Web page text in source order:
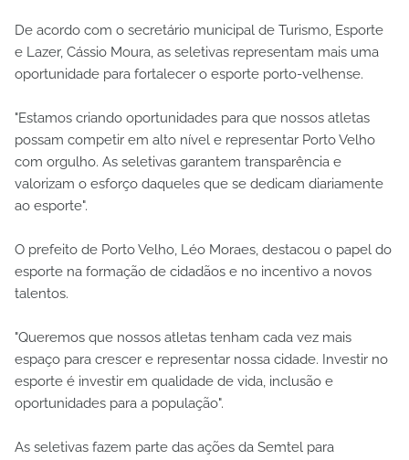
De acordo com o secretário municipal de Turismo, Esporte
e Lazer, Cássio Moura, as seletivas representam mais uma
oportunidade para fortalecer o esporte porto-velhense.
"Estamos criando oportunidades para que nossos atletas
possam competir em alto nível e representar Porto Velho
com orgulho. As seletivas garantem transparência e
valorizam o esforço daqueles que se dedicam diariamente
ao esporte".
O prefeito de Porto Velho, Léo Moraes, destacou o papel do
esporte na formação de cidadãos e no incentivo a novos
talentos.
"Queremos que nossos atletas tenham cada vez mais
espaço para crescer e representar nossa cidade. Investir no
esporte é investir em qualidade de vida, inclusão e
oportunidades para a população".
As seletivas fazem parte das ações da Semtel para